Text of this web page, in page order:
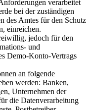
verarbeitet
bei der zuständigen
des Amtes für den Schutz
einreichen.
jedoch für den
und
Demo-Konto-Vertrags
an folgende
werden: Banken,
Unternehmen der
die Datenverarbeitung